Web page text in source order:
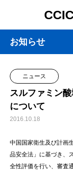
お知らせ
ニュース
スルファミン
について
2016.10.18
中国国家衛生及び計画
品安全法」に基づき、
全性評価を行い、審査